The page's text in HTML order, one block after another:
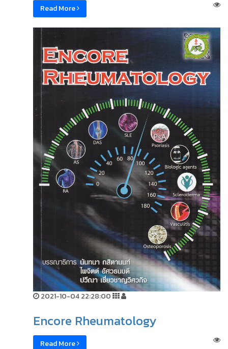
Read More
2021-10-04 22:28:00
Encore Rheumatology
Read More